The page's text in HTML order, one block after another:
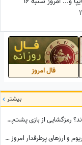
فال امروز
بیشتر
چرا تنگه هرمز نتوانست نفت را به قیمت تاریخی برساند؟ رمزگشایی از بازی پشت‌پرده پکن
افزایش قیمت بیت‌کوین / آخرین قیمت بیت‌‌کوین، اتریوم و ارزهای پرطرفدار امروز سه‌شنبه 30 تیر 1405